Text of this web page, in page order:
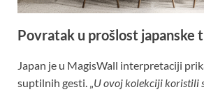
Povratak u prošlost japanske
Japan je u MagisWall interpretaciji
suptilnih gesti. „U ovoj kolekciji koristili